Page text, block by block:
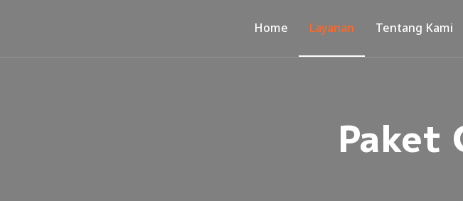
Home Layanan Tentang Kami
Paket